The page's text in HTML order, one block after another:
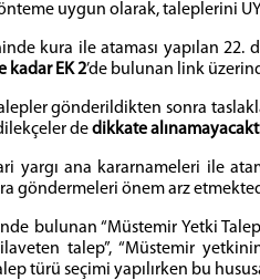
uygun olarak, taleplerini
kura ile ataması yapılan
kadar EK 2’de bulunan link
gönderildikten sonra
dedikkate
yargı ana kararnameleri ile
göndermeleri önem arz
bulunan “Müstemir Yetki
talep”, “Müstemir
türü seçimi yapılırken bu